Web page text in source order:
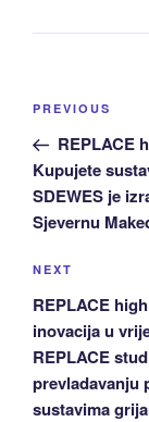
Post
Previous
Post
PREVIOUS
REPLACE
Kupujete
SDEWES je
Sjevernu
Next
Post
NEXT
REPLACE
inovacija u
REPLACE
prevladavanju
sustavima